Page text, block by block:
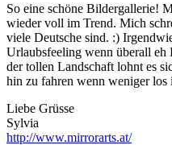
So eine schöne Bildergallerie!
wieder voll im Trend. Mich
viele Deutsche sind. :)
Urlaubsfeeling wenn überall eh
der tollen Landschaft lohnt es
hin zu fahren wenn weniger los
Liebe Grüsse
Sylvia
http://www.mirrorarts.at/